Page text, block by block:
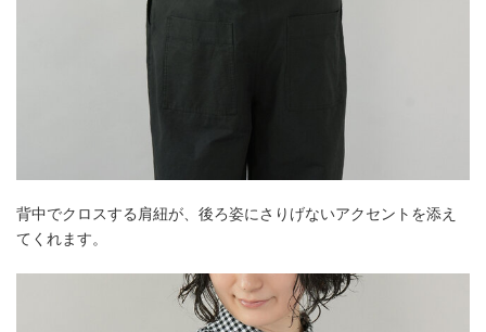
背中でクロスする肩紐が、後ろ姿にさりげないアクセントを添え
てくれます。